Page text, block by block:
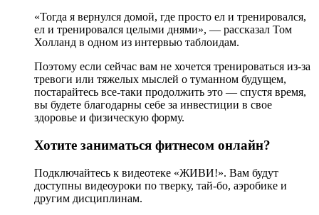
«Тогда я вернулся домой, где просто ел и тренировался,
ел и тренировался целыми днями», — рассказал Том
Холланд в одном из интервью таблоидам.
Поэтому если сейчас вам не хочется тренироваться из-за
тревоги или тяжелых мыслей о туманном будущем,
постарайтесь все-таки продолжить это — спустя время,
вы будете благодарны себе за инвестиции в свое
здоровье и физическую форму.
Хотите заниматься фитнесом онлайн?
Подключайтесь к видеотеке «ЖИВИ!». Вам будут
доступны видеоуроки по тверку, тай-бо, аэробике и
другим дисциплинам.